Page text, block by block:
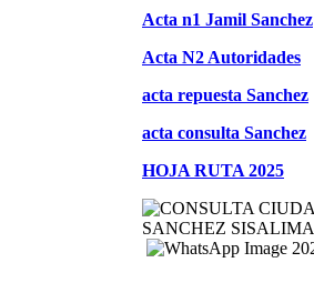
Acta n1 Jamil Sanchez
Acta N2 Autoridades
acta repuesta Sanchez
acta consulta Sanchez
HOJA RUTA 2025